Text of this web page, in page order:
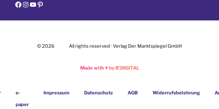
F
a
k
I
n
m
Y
o
P
i
t© 2026 All rights reserved · Verlag Der Marktspiegel GmbH
Made with♥by IF.DIGITAL
e-
paper
Impressum Datenschutz AGB Widerrufsbelehrung